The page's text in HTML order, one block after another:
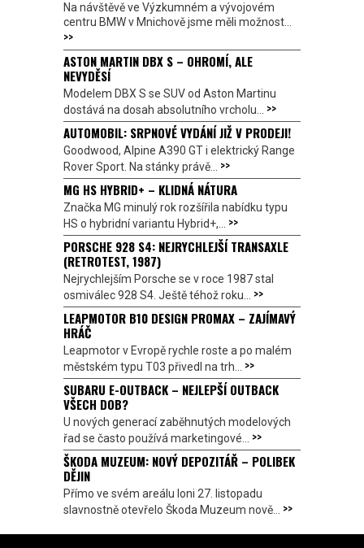
Na návštěvě ve Výzkumném a vývojovém
centru BMW v Mnichově jsme měli možnost...
>>
ASTON MARTIN DBX S – OHROMÍ, ALE
NEVYDĚSÍ
Modelem DBX S se SUV od Aston Martinu
dostává na dosah absolutního vrcholu... >>
AUTOMOBIL: SRPNOVÉ VYDÁNÍ JIŽ V PRODEJI!
Goodwood, Alpine A390 GT i elektrický Range
Rover Sport. Na stánky právě... >>
MG HS HYBRID+ – KLIDNÁ NÁTURA
Značka MG minulý rok rozšířila nabídku typu
HS o hybridní variantu Hybrid+,... >>
PORSCHE 928 S4: NEJRYCHLEJŠÍ TRANSAXLE
(RETROTEST, 1987)
Nejrychlejším Porsche se v roce 1987 stal
osmiválec 928 S4. Ještě téhož roku... >>
LEAPMOTOR B10 DESIGN PROMAX – ZAJÍMAVÝ
HRÁČ
Leapmotor v Evropě rychle roste a po malém
městském typu T03 přivedl na trh... >>
SUBARU E-OUTBACK – NEJLEPŠÍ OUTBACK
VŠECH DOB?
U nových generací zaběhnutých modelových
řad se často používá marketingové... >>
ŠKODA MUZEUM: NOVÝ DEPOZITÁŘ – POLIBEK
DĚJIN
Přímo ve svém areálu loni 27. listopadu
slavnostně otevřelo Škoda Muzeum nově... >>